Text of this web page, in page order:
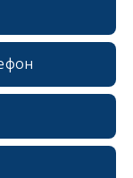
erid: 2SDnjcrDNw6